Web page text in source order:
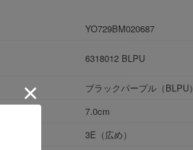
YO729BM020687
6318012 BLPU
ブラックパープル（BLPU）
7.0cm
3E（広め）